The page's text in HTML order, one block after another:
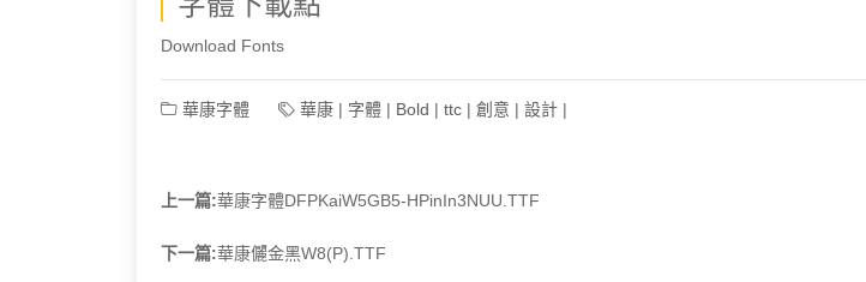
Download Fonts
華康字體 華康 | 字體 | Bold | ttc | 創意 | 設計 |
上一篇:華康字體DFPKaiW5GB5-HPinIn3NUU.TTF
下一篇:華康儷金黑W8(P).TTF